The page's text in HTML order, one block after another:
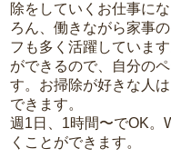
除をしていくお仕事に
ろん、働きながら家事
フも多く活躍していま
ができるので、自分の
す。お掃除が好きな人
できます。
週1日、1時間〜でOK。
くことができます。